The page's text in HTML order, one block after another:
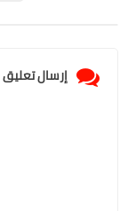
إرسال تعليق